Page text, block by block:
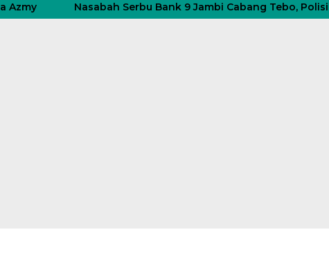
Nasabah Serbu Bank 9 Jambi Cabang Tebo, Polisi